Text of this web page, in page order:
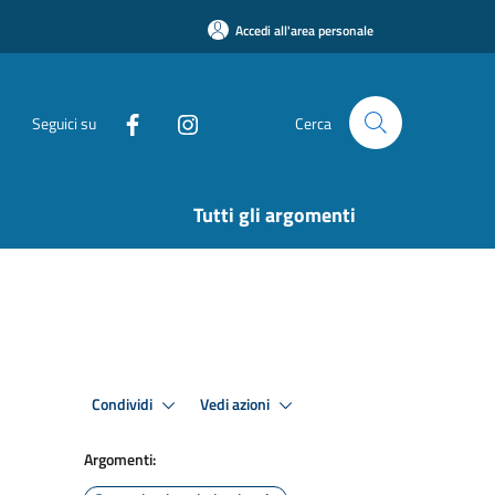
Accedi all'area personale
Seguici su Cerca
Tutti gli argomenti
Condividi Vedi azioni
Argomenti: